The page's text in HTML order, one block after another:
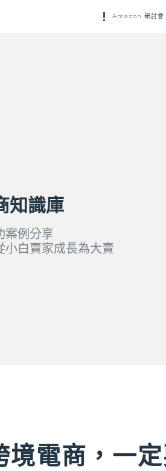
Amazon 研討會
知識庫
案例分享
小白賣家成長為大賣
境電商，一